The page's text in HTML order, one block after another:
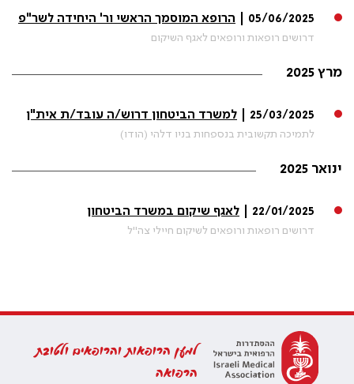
05/06/2025 | הרופא המוסמך הראשי ור' היחידה לשר"פ
דרושים רופאות ורופאים לאגף השיקום
מרץ 2025
25/03/2025 | למשרד הביטחון דרוש/ה עובד/ת אית"ן
לתמיכה תקשובית בנספחות בניו דלהי (הודו)
ינואר 2025
22/01/2025 | לאגף שיקום במשרד הביטחון
דרושים רופאות ורופאים לשיקום חיילי צה"ל
למען הרופאות והרופאים ולטובת
הרפואה